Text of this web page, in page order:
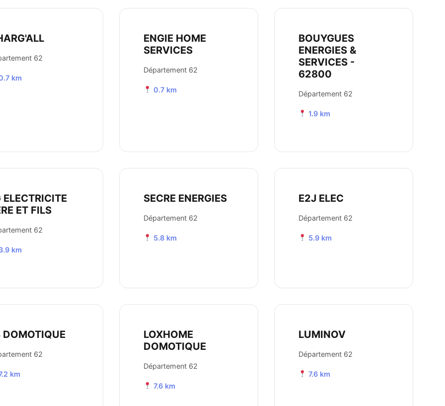
62
km
ENGIE HOME
SERVICES
Département 62
0.7 km
BOUYGUES
ENERGIES &
SERVICES -
62800
Département 62
1.9 km
ELECTRICITE
ET FILS
62
km
SECRE ENERGIES
Département 62
5.8 km
E2J ELEC
Département 62
5.9 km
DOMOTIQUE
62
km
LOXHOME
DOMOTIQUE
Département 62
7.6 km
LUMINOV
Département 62
7.6 km